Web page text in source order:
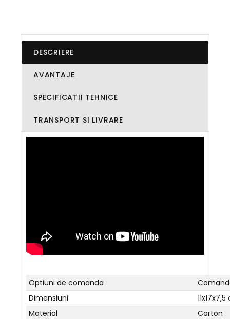
DESCRIERE
AVANTAJE
SPECIFICATII TEHNICE
TRANSPORT SI LIVRARE
Optiuni de comanda
Dimensiuni
Material
Carton